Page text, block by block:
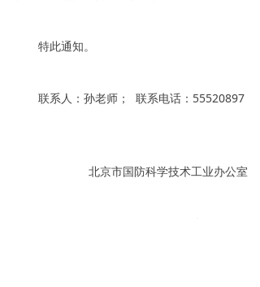
特此通知。
联系人：孙老师； 联系电话：55520897
北京市国防科学技术工业办公室